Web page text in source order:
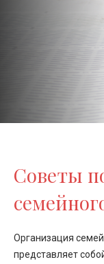
Советы
Организация
представляет